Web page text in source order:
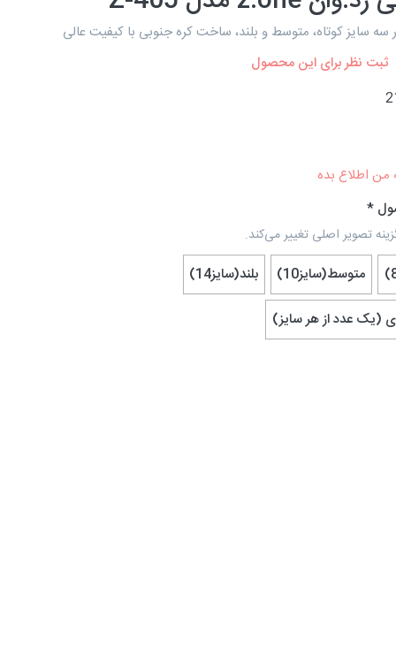
سه سایز کوتاه، متوسط و بلند، ساخت کره جنوبی با کیفیت عالی
ثبت نظر برای این محصول
اطلاع بده
تصویر اصلی تغییر می‌کند.
متوسط(سایز10) بلند(سایز14)